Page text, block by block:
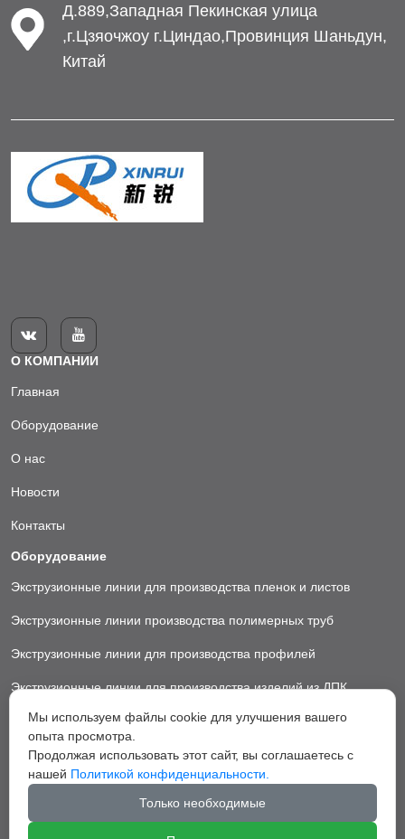
Д.889,Западная Пекинская улица
,г.Цзяочжоу г.Циндао,Провинция Шаньдун,
Китай


О КОМПАНИИ
Главная
Оборудование
О нас
Новости
Контакты
Оборудование
Экструзионные линии для производства пленок и листов
Экструзионные линии производства полимерных труб
Экструзионные линии для производства профилей
Экструзионные линии для производства изделий из ДПК
Экструзионные линии для производства пластиковых ковриков
Экструзионные линии для производства грануляторы
Вспомогательное оборудование
Мы используем файлы cookie для улучшения вашего
опыта просмотра.
Продолжая использовать этот сайт, вы соглашаетесь с
нашей Политикой конфиденциальности.
Только необходимые